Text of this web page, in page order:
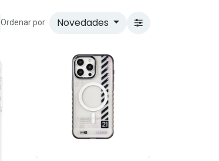
Ordenar por: Novedades